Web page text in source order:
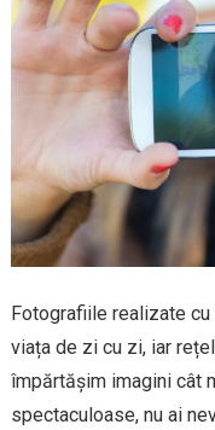
Fotografiile realizate
viața de zi cu zi, iar
împărtășim imagini cât
spectaculoase, nu ai